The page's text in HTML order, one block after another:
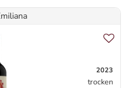
2023
trocken